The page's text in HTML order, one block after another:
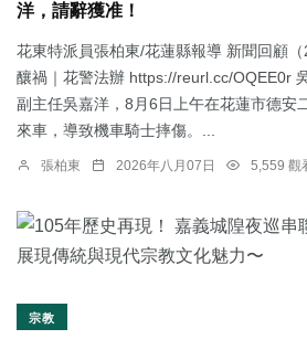
洋，請辭獲准！
花東特派員張柏東/花蓮縣報導 新聞回顧
釀禍｜花警法辦 https://reurl.cc/OQEE0r
副主任吳嘉洋，8月6日上午在花蓮市德安
來車，導致機車騎士摔傷。...
張柏東 2026年八月07日 5,559 觀
宗教